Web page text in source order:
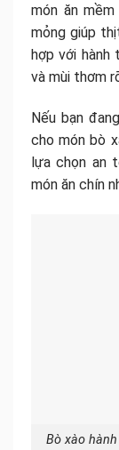
món ăn
mỏng giúp
hợp với
và mùi thơm
Nếu bạn
cho món bò
lựa chọn an
món ăn chín
Bò xào